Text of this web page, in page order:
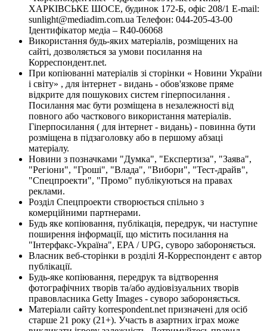
ХАРКІВСЬКЕ ШОСЕ, будинок 172-Б, офіс 208/1 E-mail:
sunlight@mediadim.com.ua Телефон: 044-205-43-00
Ідентифікатор медіа – R40-06068
Використання будь-яких матеріалів, розміщених на
сайті, дозволяється за умови посилання на
Корреспондент.net.
При копіюванні матеріалів зі сторінки « Новини України
і світу» , для інтернет - видань - обов'язкове пряме
відкрите для пошукових систем гіперпосилання .
Посилання має бути розміщена в незалежності від
повного або часткового використання матеріалів.
Гіперпосилання ( для інтернет - видань) - повинна бути
розміщена в підзаголовку або в першому абзаці
матеріалу.
Новини з позначками "Думка", "Експертиза", "Заява",
"Регіони", "Гроші", "Влада", "Вибори", "Тест-драйв",
"Спецпроекти", "Промо" публікуються на правах
реклами.
Розділ Спецпроекти створюється спільно з
комерційними партнерами.
Будь яке копіювання, публікація, передрук, чи наступне
поширення інформації, що містить посилання на
"Інтерфакс-Україна", EPA / UPG, суворо забороняється.
Власник веб-сторінки в розділі Я-Корреспондент є автор
публікації.
Будь-яке копіювання, передрук та відтворення
фотографічних творів та/або аудіовізуальних творів
правовласника Getty Images - суворо забороняється.
Матеріали сайту korrespondent.net призначені для осіб
старше 21 року (21+). Участь в азартних іграх може